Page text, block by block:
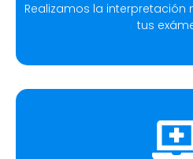
Realizamos la
tus